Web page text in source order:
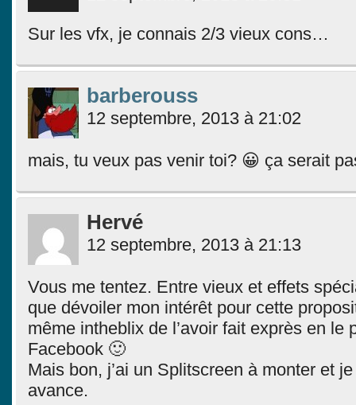
Sur les vfx, je connais 2/3 vieux cons…
barberouss
12 septembre, 2013 à 21:02
mais, tu veux pas venir toi? 😀 ça serait
Hervé
12 septembre, 2013 à 21:13
Vous me tentez. Entre vieux et effets
que dévoiler mon intérêt pour cette
même intheblix de l’avoir fait exprès en le
Facebook 🙂
Mais bon, j’ai un Splitscreen à monter et
avance.